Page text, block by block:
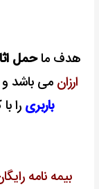
هدف ماحمل
ارزان می باشد و
باربری را
بیمه نامه